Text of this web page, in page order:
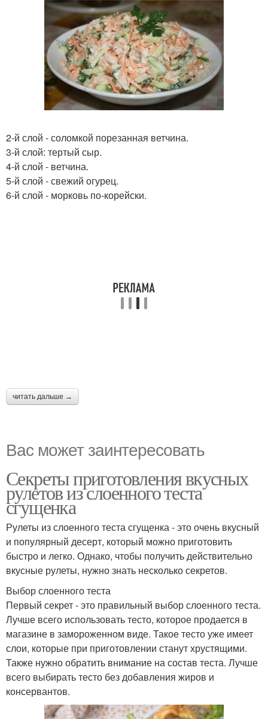
2-й слой - соломкой порезанная ветчина.
3-й слой: тертый сыр.
4-й слой - ветчина.
5-й слой - свежий огурец.
6-й слой - морковь по-корейски.
читать дальше →
Вас может заинтересовать
Секреты приготовления вкусных
рулетов из слоенного теста
сгущенка
Рулеты из слоенного теста сгущенка - это очень вкусный
и популярный десерт, который можно приготовить
быстро и легко. Однако, чтобы получить действительно
вкусные рулеты, нужно знать несколько секретов.
Выбор слоенного теста
Первый секрет - это правильный выбор слоенного теста.
Лучше всего использовать тесто, которое продается в
магазине в замороженном виде. Такое тесто уже имеет
слои, которые при приготовлении станут хрустящими.
Также нужно обратить внимание на состав теста. Лучше
всего выбирать тесто без добавления жиров и
консервантов.